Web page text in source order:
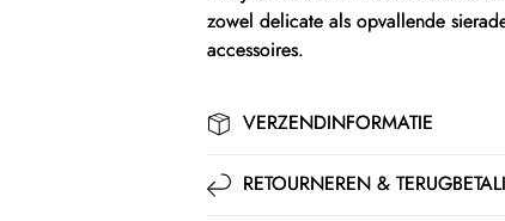
zowel delicate als opvallende
accessoires.
VERZENDINFORMATIE
RETOURNEREN &